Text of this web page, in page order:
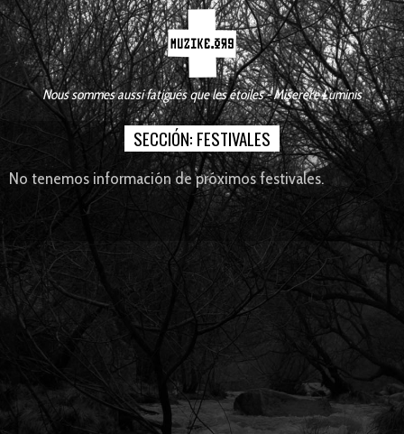
Nous sommes aussi fatigués que les étoiles - Miserere Luminis
SECCIÓN: FESTIVALES
No tenemos información de próximos festivales.